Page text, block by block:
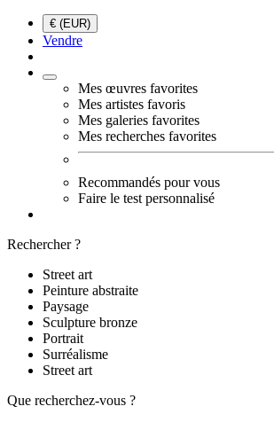
€ (EUR)
Vendre
Mes œuvres favorites
Mes artistes favoris
Mes galeries favorites
Mes recherches favorites
Recommandés pour vous
Faire le test personnalisé
Rechercher ?
Street art
Peinture abstraite
Paysage
Sculpture bronze
Portrait
Surréalisme
Street art
Que recherchez-vous ?